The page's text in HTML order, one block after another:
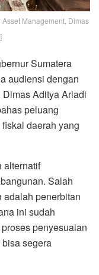
Management, Dimas
Sumatera
audiensi dengan
Aditya Ariadi
peluang
daerah yang
alternatif
Salah
adalah penerbitan
ini sudah
penyesuaian
segera